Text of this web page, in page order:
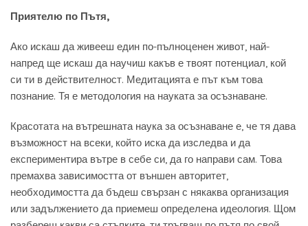
Приятелю по Пътя,
Ако искаш да живееш един по-пълноценен живот, най-
напред ще искаш да научиш какъв е твоят потенциал, кой
си ти в действителност. Медитацията е път към това
познание. Тя е методология на науката за осъзнаване.
Красотата на вътрешната наука за осъзнаване е, че тя дава
възможност на всеки, който иска да изследва и да
експериментира вътре в себе си, да го направи сам. Това
премахва зависимостта от външен авторитет,
необходимостта да бъдеш свързан с някаква организация
или задължението да приемеш определена идеология. Щом